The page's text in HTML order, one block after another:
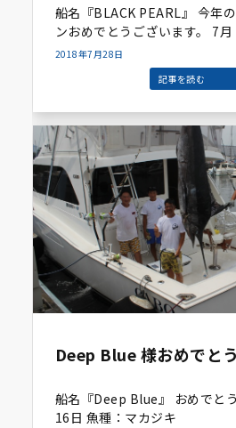
船名『BLACK PEARL』 今年
ンおめでとうございます。 7月
2018年7月28日
記事を読む
Deep Blue 様おめでと
船名『Deep Blue』 おめでと
16日 魚種：マカジキ